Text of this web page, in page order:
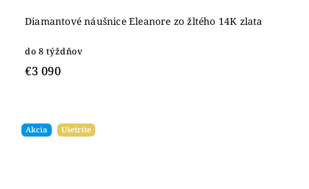
Diamantové náušnice Eleanore zo žltého 14K zlata
do 8 týždňov
€3 090
Akcia Ušetríte